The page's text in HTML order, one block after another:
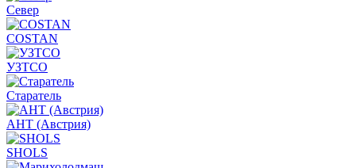
Север
COSTAN
УЗТСО
Старатель
АНТ (Австрия)
SHOLS